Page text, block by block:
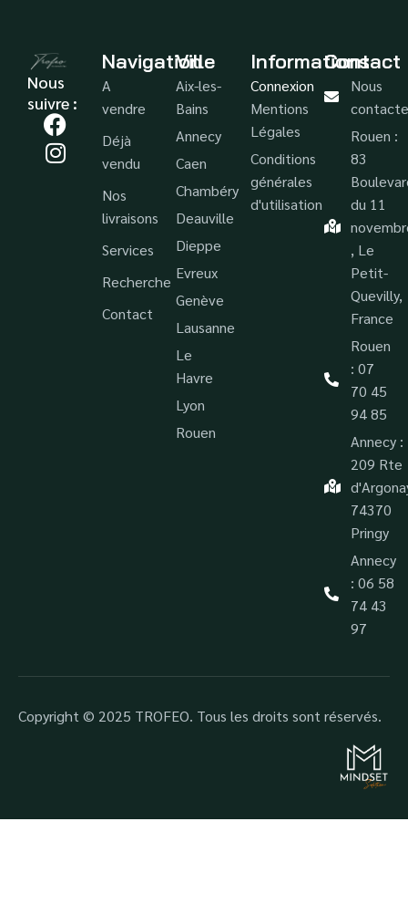
Nous
suivre :
Navigation
A
vendre
Déjà
vendu
Nos
livraisons
Services
Recherche
Contact
Ville
Aix-les-
Bains
Annecy
Caen
Chambéry
Deauville
Dieppe
Evreux
Genève
Lausanne
Le
Havre
Lyon
Rouen
Informations
Connexion
Mentions
Légales
Conditions
générales
d'utilisation
Contact
Nous
Rouen :
83
du 11
, Le
Petit-
Quevilly,
France
Rouen
: 07
70 45
94 85
Annecy :
209 Rte
74370
Pringy
Annecy
: 06 58
74 43
97
Copyright © 2025 TROFEO. Tous les droits sont réservés.